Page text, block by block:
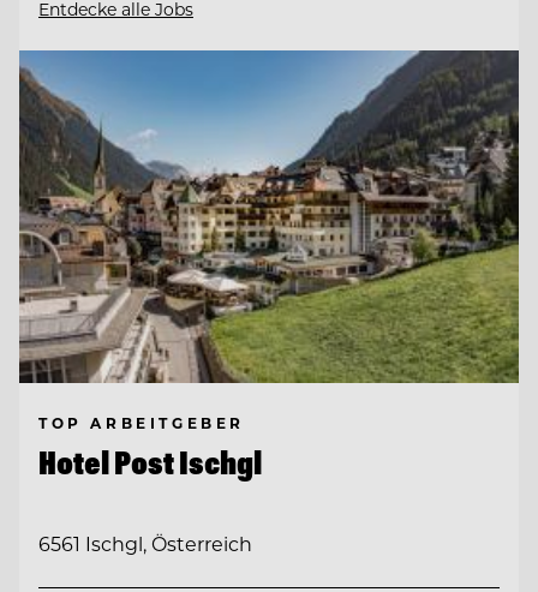
Entdecke alle Jobs
TOP ARBEITGEBER
Hotel Post Ischgl
6561 Ischgl, Österreich